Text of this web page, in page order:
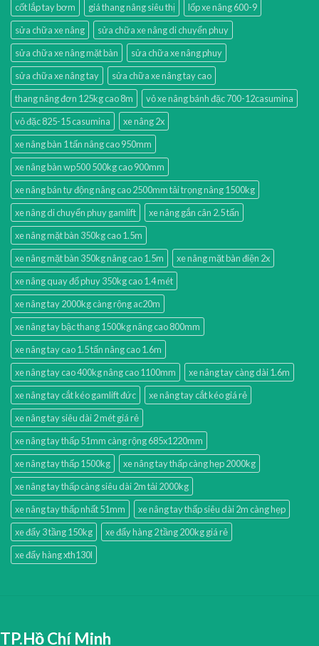
cốt lắp tay bơm
giá thang nâng siêu thị
lốp xe nâng 600-9
sửa chữa xe nâng
sửa chữa xe nâng di chuyển phuy
sửa chữa xe nâng mặt bàn
sửa chữa xe nâng phuy
sửa chữa xe nâng tay
sửa chữa xe nâng tay cao
thang nâng đơn 125kg cao 8m
vỏ xe nâng bánh đặc 700-12casumina
vỏ đặc 825-15 casumina
xe nâng 2x
xe nâng bàn 1 tấn nâng cao 950mm
xe nâng bàn wp500 500kg cao 900mm
xe nâng bán tự động nâng cao 2500mm tải trọng nâng 1500kg
xe nâng di chuyển phuy gamlift
xe nâng gắn cân 2.5 tấn
xe nâng mặt bàn 350kg cao 1.5m
xe nâng mặt bàn 350kg nâng cao 1.5m
xe nâng mặt bàn điện 2x
xe nâng quay đổ phuy 350kg cao 1.4 mét
xe nâng tay 2000kg càng rộng ac20m
xe nâng tay bậc thang 1500kg nâng cao 800mm
xe nâng tay cao 1.5 tấn nâng cao 1.6m
xe nâng tay cao 400kg nâng cao 1100mm
xe nâng tay càng dài 1.6m
xe nâng tay cắt kéo gamlift đức
xe nâng tay cắt kéo giá rẻ
xe nâng tay siêu dài 2 mét giá rẻ
xe nâng tay thấp 51mm càng rộng 685x1220mm
xe nâng tay thấp 1500kg
xe nâng tay thấp càng hẹp 2000kg
xe nâng tay thấp càng siêu dài 2m tải 2000kg
xe nâng tay thấp nhất 51mm
xe nâng tay thấp siêu dài 2m càng hẹp
xe đẩy 3 tầng 150kg
xe đẩy hàng 2 tầng 200kg giá rẻ
xe đẩy hàng xth130l
TP.Hồ Chí Minh